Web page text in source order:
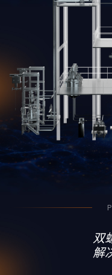
双
解